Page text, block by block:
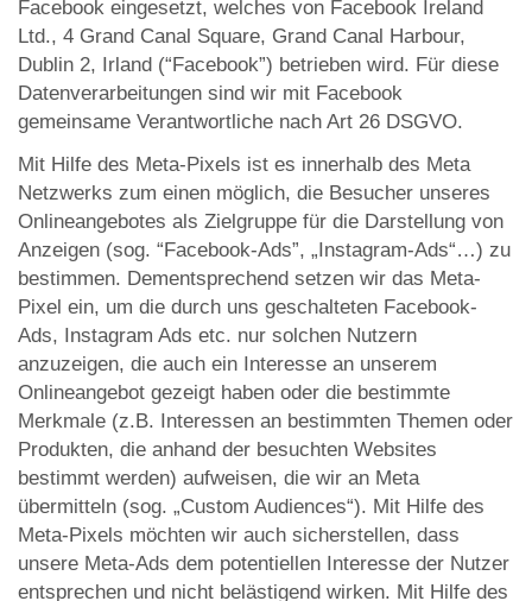
Facebook eingesetzt, welches von Facebook Ireland
Ltd., 4 Grand Canal Square, Grand Canal Harbour,
Dublin 2, Irland (“Facebook”) betrieben wird. Für diese
Datenverarbeitungen sind wir mit Facebook
gemeinsame Verantwortliche nach Art 26 DSGVO.
Mit Hilfe des Meta-Pixels ist es innerhalb des Meta
Netzwerks zum einen möglich, die Besucher unseres
Onlineangebotes als Zielgruppe für die Darstellung von
Anzeigen (sog. “Facebook-Ads”, „Instagram-Ads“…) zu
bestimmen. Dementsprechend setzen wir das Meta-
Pixel ein, um die durch uns geschalteten Facebook-
Ads, Instagram Ads etc. nur solchen Nutzern
anzuzeigen, die auch ein Interesse an unserem
Onlineangebot gezeigt haben oder die bestimmte
Merkmale (z.B. Interessen an bestimmten Themen oder
Produkten, die anhand der besuchten Websites
bestimmt werden) aufweisen, die wir an Meta
übermitteln (sog. „Custom Audiences“). Mit Hilfe des
Meta-Pixels möchten wir auch sicherstellen, dass
unsere Meta-Ads dem potentiellen Interesse der Nutzer
entsprechen und nicht belästigend wirken. Mit Hilfe des